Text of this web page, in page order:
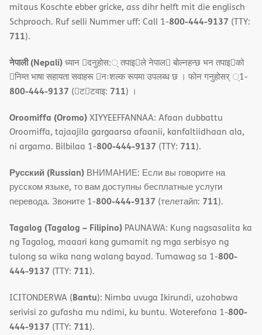
mitaus Koschte ebber gricke, ass dihr helft mit die englisch
Schprooch. Ruf selli Nummer uff: Call 1-800-444-9137 (TTY:
711).
नेपाली (Nepali)ध्यान 􀇑दनुहोस:् तपाइ􀉍ले नेपाल􀈣 बोल्नहन्छ भन तपाइ􀉍को
􀇓निम्त भाषा सहायता सवाहरू 􀇓नःशल्क रूपमा उपलब्ध छ । फोन गनुहोसर् ्1-
800-444-9137 (􀇑ट􀇑टवाइ: 711) ।
Oroomiffa (Oromo)XIYYEEFFANNAA: Afaan dubbattu
Oroomiffa, tajaajila gargaarsa afaanii, kanfaltiidhaan ala,
ni argama. Bilbilaa 1-800-444-9137 (TTY: 711).
Русский (Russian) ВНИМАНИЕ: Если вы говорите на
русском языке, то вам доступны бесплатные услуги
перевода. Звоните 1-800-444-9137 (телетайп: 711).
Tagalog (Tagalog – Filipino) PAUNAWA: Kung nagsasalita ka
ng Tagalog, maaari kang gumamit ng mga serbisyo ng
tulong sa wika nang walang bayad. Tumawag sa 1-800-
444-9137 (TTY: 711).
ICITONDERWA (Bantu): Nimba uvuga Ikirundi, uzohabwa
serivisi zo gufasha mu ndimi, ku buntu. Woterefona 1-800-
444-9137 (TTY: 711).